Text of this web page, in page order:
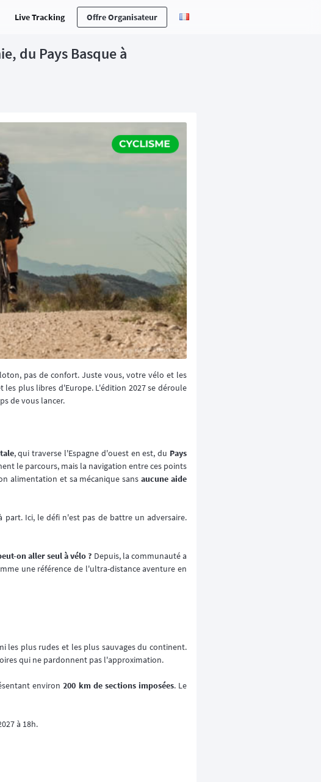
Live Tracking Offre Organisateur
du Pays Basque à
pas de confort. Juste vous, votre vélo et les
plus libres d'Europe. L'édition 2027 se déroule
de vous lancer.
, qui traverse l'Espagne d'ouest en est, du Pays
le parcours, mais la navigation entre ces points
alimentation et sa mécanique sansaucune aide
part. Ici, le défi n'est pas de battre un adversaire.
on aller seul à vélo ? Depuis, la communauté a
une référence de l'ultra-distance aventure en
les plus rudes et les plus sauvages du continent.
qui ne pardonnent pas l'approximation.
environ200 km de sections imposées. Le
à 18h.